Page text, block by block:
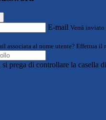
E-mail Verrà
associata al nome utente? Effettua il
prega di controllare la casella